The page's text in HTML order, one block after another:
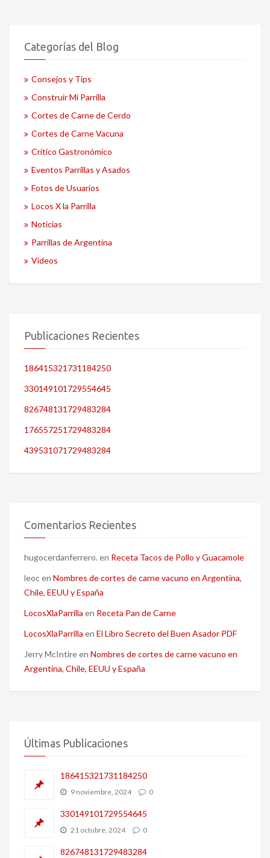
Categorías del Blog
Consejos y Tips
Construir Mi Parrilla
Cortes de Carne de Cerdo
Cortes de Carne Vacuna
Crítico Gastronómico
Eventos Parrillas y Asados
Fotos de Usuarios
Locos X la Parrilla
Noticias
Parrillas de Argentina
Videos
Publicaciones Recientes
186415321731184250
330149101729554645
826748131729483284
176557251729483284
439531071729483284
Comentarios Recientes
hugocerdanferrero. en Receta Tacos de Pollo y Guacamole
leocen Nombres de cortes de carne vacuno en Argentina,
Chile, EEUU y España
LocosXlaParrilla en Receta Pan de Carne
LocosXlaParrilla en El Libro Secreto del Buen Asador PDF
Jerry McIntireen Nombres de cortes de carne vacuno en
Argentina, Chile, EEUU y España
Últimas Publicaciones
186415321731184250
9 noviembre, 2024 0
330149101729554645
21 octubre, 2024 0
826748131729483284